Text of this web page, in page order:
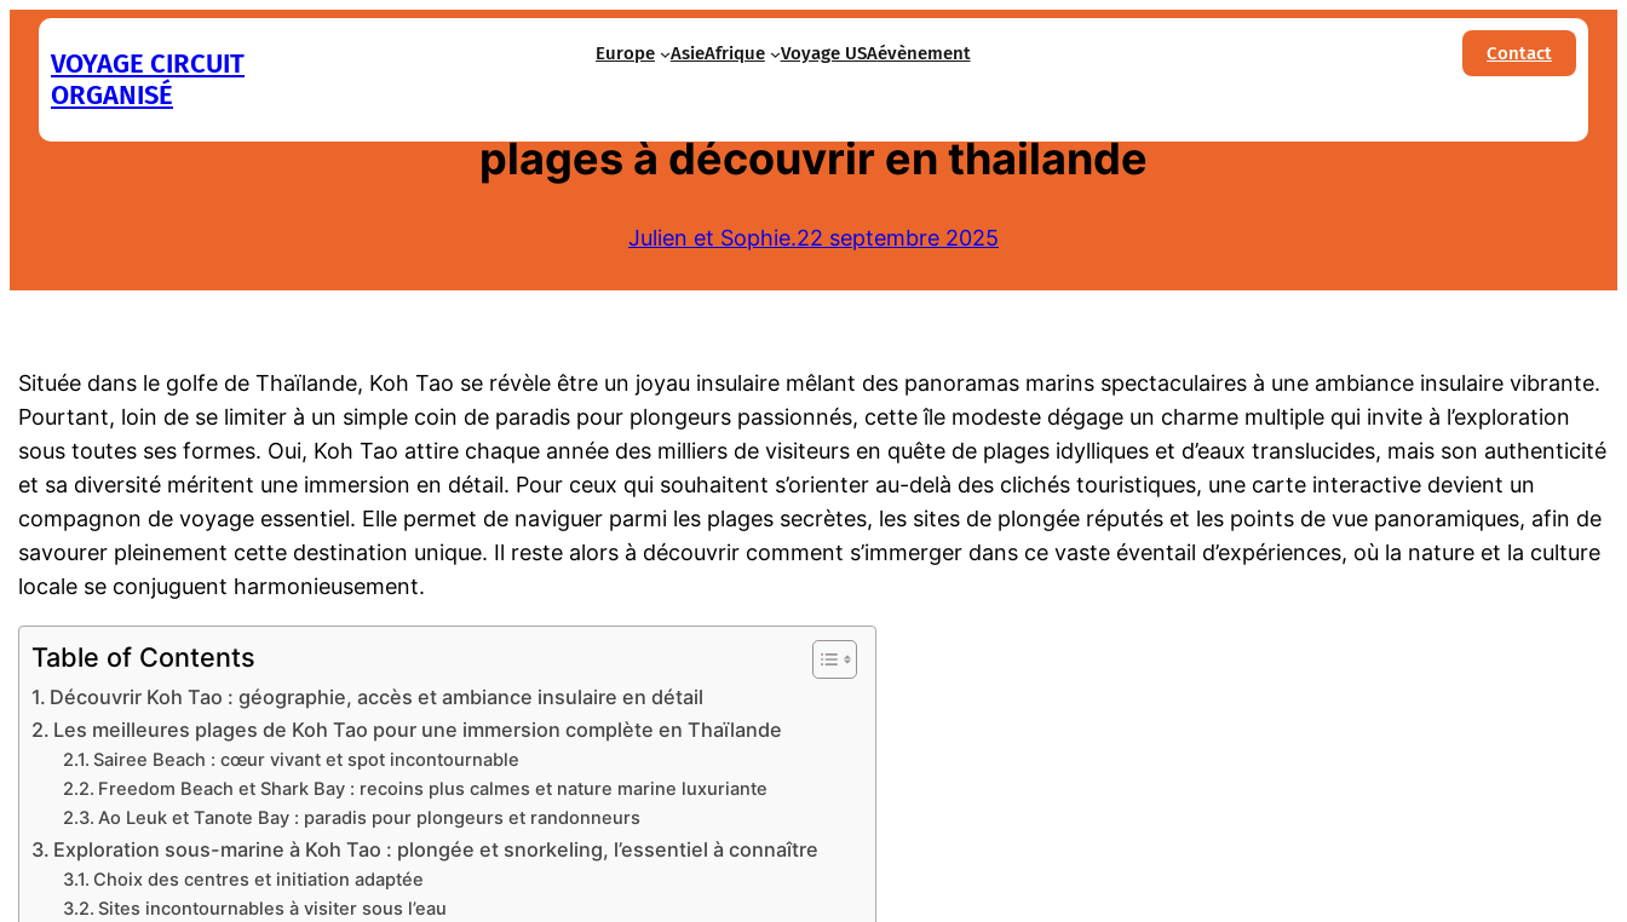
Aller
contenu
VOYAGE CIRCUIT
ORGANISÉ
Europe AsieAfrique Voyage USAévènement Contact
Explorer koh tao en détail : une carte interactive et les meilleures
plages à découvrir en thailande
Julien et Sophie.22 septembre 2025
Située dans le golfe de Thaïlande, Koh Tao se révèle être un joyau insulaire mêlant des panoramas marins spectaculaires à une ambiance insulaire vibrante.
Pourtant, loin de se limiter à un simple coin de paradis pour plongeurs passionnés, cette île modeste dégage un charme multiple qui invite à l’exploration
sous toutes ses formes. Oui, Koh Tao attire chaque année des milliers de visiteurs en quête de plages idylliques et d’eaux translucides, mais son authenticité
et sa diversité méritent une immersion en détail. Pour ceux qui souhaitent s’orienter au-delà des clichés touristiques, une carte interactive devient un
compagnon de voyage essentiel. Elle permet de naviguer parmi les plages secrètes, les sites de plongée réputés et les points de vue panoramiques, afin de
savourer pleinement cette destination unique. Il reste alors à découvrir comment s’immerger dans ce vaste éventail d’expériences, où la nature et la culture
locale se conjuguent harmonieusement.
Table of Contents
Découvrir Koh Tao : géographie, accès et ambiance insulaire en détail
Les meilleures plages de Koh Tao pour une immersion complète en Thaïlande
Sairee Beach : cœur vivant et spot incontournable
Freedom Beach et Shark Bay : recoins plus calmes et nature marine luxuriante
Ao Leuk et Tanote Bay : paradis pour plongeurs et randonneurs
Exploration sous-marine à Koh Tao : plongée et snorkeling, l’essentiel à connaître
Choix des centres et initiation adaptée
Sites incontournables à visiter sous l’eau